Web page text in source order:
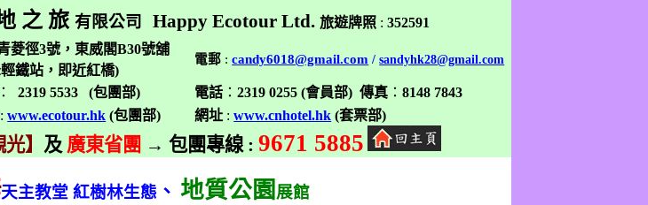
之 旅有限公司 Happy Ecotour Ltd.旅遊牌照 :352591
菱徑3號，東威閣B30號舖
鐵站，即近紅橋)
電郵 :candy6018@gmail.com /sandyhk28@gmail.com
： 2319 5533 (包團部) 電話 ：2319 0255 (會員部)傳真 ：8148 7843
: www.ecotour.hk (包團部) 網址 : www.cnhotel.hk (套票部)
】 及 廣東省團 → 包團專線: 9671 5885
天主教堂 紅樹林生態、 地質公園 展館